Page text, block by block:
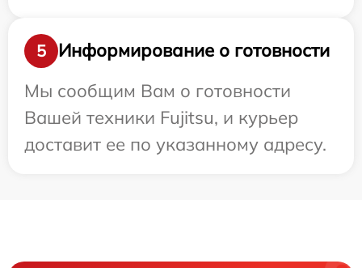
5
Информирование о готовности
Мы сообщим Вам о готовности
Вашей техники Fujitsu, и курьер
доставит ее по указанному адресу.